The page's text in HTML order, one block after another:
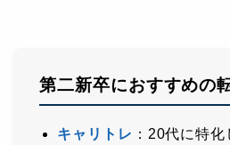
第二新卒におすすめの
キャリトレ ：20代に特